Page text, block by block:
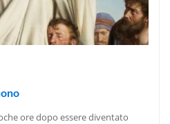
ore dopo essere diventato